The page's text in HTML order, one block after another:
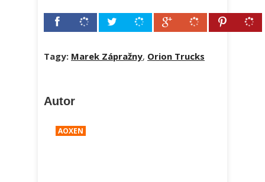
Tagy: Marek Zápražny, Orion Trucks
Autor
AOXEN